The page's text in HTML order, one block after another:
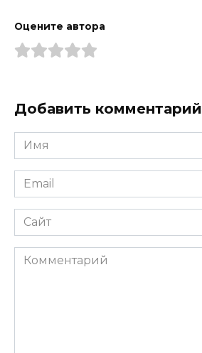
Оцените автора
Добавить комментарий
Имя
*
Email
*
Сайт
Комментарий